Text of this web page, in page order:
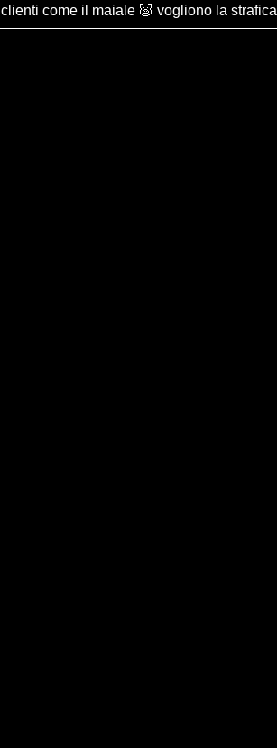
I clienti come il maiale 🐷 vogliono la